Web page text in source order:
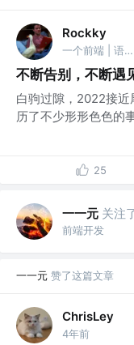
Rockky
一个前端 | 语雀@Rockky
不断告别，不断遇
白驹过隙，2022接
历了不少形形色色的
25
一一元 关注
前端开发
一一元 赞了这篇文章
ChrisLey
4年前